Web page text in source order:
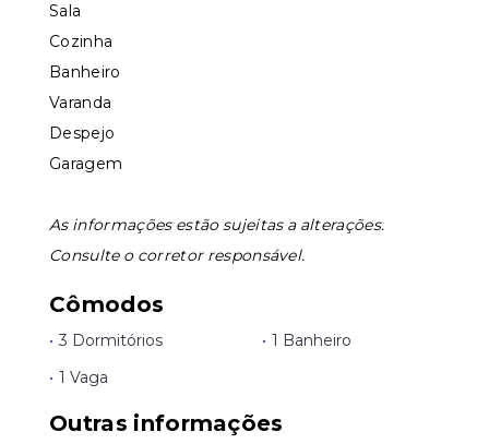
Sala
Cozinha
Banheiro
Varanda
Despejo
Garagem
As informações estão sujeitas a alterações.
Consulte o corretor responsável.
Cômodos
• 3 Dormitórios • 1 Banheiro
• 1 Vaga
Outras informações